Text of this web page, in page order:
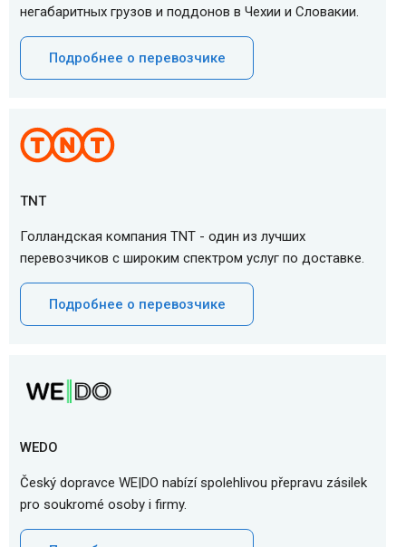
негабаритных грузов и поддонов в Чехии и Словакии.
Подробнее о перевозчике
TNT
Голландская компания TNT - один из лучших
перевозчиков с широким спектром услуг по доставке.
Подробнее о перевозчике
WEDO
Český dopravce WE|DO nabízí spolehlivou přepravu zásilek
pro soukromé osoby i firmy.